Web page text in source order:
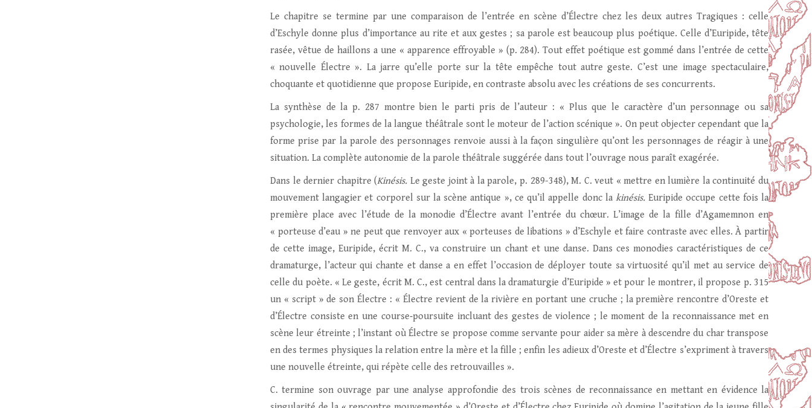
Le chapitre se termine par une comparaison de l’entrée en scène d’Électre chez les deux autres Tragiques : celle
d’Eschyle donne plus d’importance au rite et aux gestes ; sa parole est beaucoup plus poétique. Celle d’Euripide, tête
rasée, vêtue de haillons a une « apparence effroyable » (p. 284). Tout effet poétique est gommé dans l’entrée de cette
« nouvelle Électre ». La jarre qu’elle porte sur la tête empêche tout autre geste. C’est une image spectaculaire,
choquante et quotidienne que propose Euripide, en contraste absolu avec les créations de ses concurrents.
La synthèse de la p. 287 montre bien le parti pris de l’auteur : « Plus que le caractère d’un personnage ou sa
psychologie, les formes de la langue théâtrale sont le moteur de l’action scénique ». On peut objecter cependant que la
forme prise par la parole des personnages renvoie aussi à la façon singulière qu’ont les personnages de réagir à une
situation. La complète autonomie de la parole théâtrale suggérée dans tout l’ouvrage nous paraît exagérée.
Dans le dernier chapitre (Kinésis. Le geste joint à la parole, p. 289-348), M. C. veut « mettre en lumière la continuité du
mouvement langagier et corporel sur la scène antique », ce qu’il appelle donc la kinésis.Euripide occupe cette fois la
première place avec l’étude de la monodie d’Électre avant l’entrée du chœur. L’image de la fille d’Agamemnon en
« porteuse d’eau » ne peut que renvoyer aux « porteuses de libations » d’Eschyle et faire contraste avec elles. À partir
de cette image, Euripide, écrit M. C., va construire un chant et une danse. Dans ces monodies caractéristiques de ce
dramaturge, l’acteur qui chante et danse a en effet l’occasion de déployer toute sa virtuosité qu’il met au service de
celle du poète. « Le geste, écrit M. C., est central dans la dramaturgie d’Euripide » et pour le montrer, il propose p. 315
un « script » de son Électre : « Électre revient de la rivière en portant une cruche ; la première rencontre d’Oreste et
d’Électre consiste en une course‑poursuite incluant des gestes de violence ; le moment de la reconnaissance met en
scène leur étreinte ; l’instant où Électre se propose comme servante pour aider sa mère à descendre du char transpose
en des termes physiques la relation entre la mère et la fille ; enfin les adieux d’Oreste et d’Électre s’expriment à travers
une nouvelle étreinte, qui répète celle des retrouvailles ».
C. termine son ouvrage par une analyse approfondie des trois scènes de reconnaissance en mettant en évidence la